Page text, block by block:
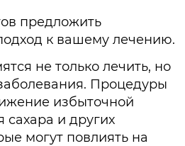
предложить
к вашему лечению.
не только лечить, но
Процедуры
избыточной
сахара и других
могут повлиять на